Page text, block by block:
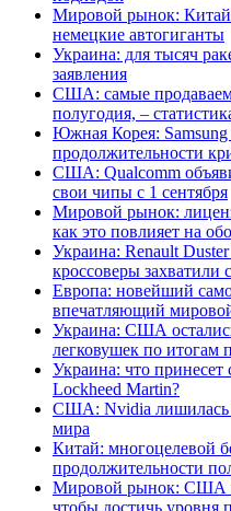
Мировой рынок: Китай
немецкие автогиганты
Украина: для тысяч
заявления
США: самые
полугодия, –
Южная Корея: Samsung
продолжительности
США: Qualcomm
свои чипы с 1 сентября
Мировой рынок:
как это повлияет на
Украина: Renault
кроссоверы захватили
Европа: новейший
впечатляющий
Украина: США
легковушек по итогам
Украина: что принесет
Lockheed Martin?
США: Nvidia лишилась
мира
Китай: многоцелевой
продолжительности
Мировой рынок: США
чтобы достичь уровня